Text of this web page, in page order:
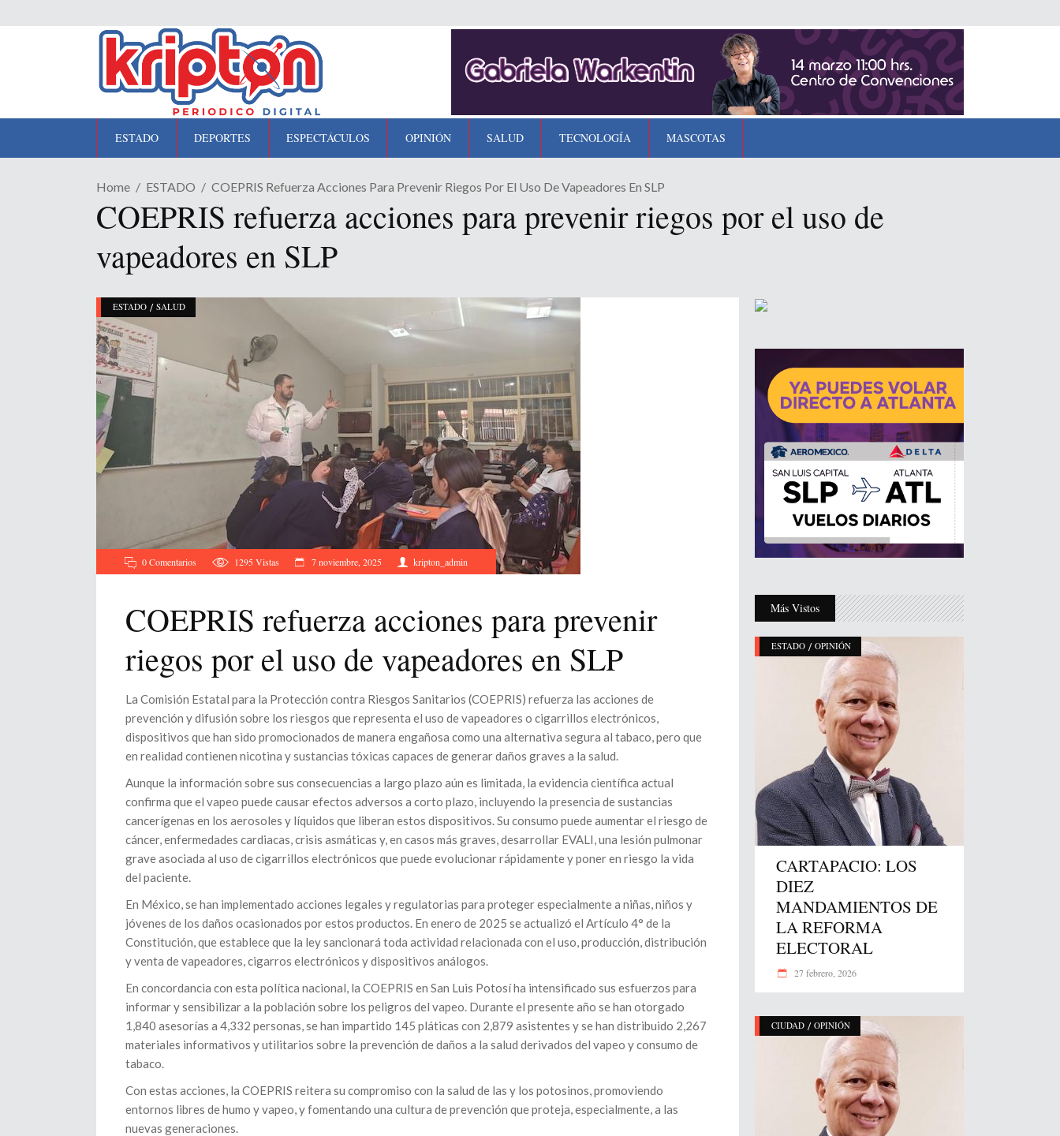
ESTADO DEPORTES ESPECTÁCULOS OPINIÓN SALUD TECNOLOGÍA MASCOTAS
Home ESTADO COEPRIS Refuerza Acciones Para Prevenir Riegos Por El Uso De Vapeadores En SLP
COEPRIS refuerza acciones para prevenir riegos por el uso de
vapeadores en SLP
ESTADO / SALUD
0 Comentarios 1295Vistas 7 noviembre, 2025 kripton_admin
COEPRIS refuerza acciones para prevenir
riegos por el uso de vapeadores en SLP
La Comisión Estatal para la Protección contra Riesgos Sanitarios (COEPRIS) refuerza las acciones de
prevención y difusión sobre los riesgos que representa el uso de vapeadores o cigarrillos electrónicos,
dispositivos que han sido promocionados de manera engañosa como una alternativa segura al tabaco, pero que
en realidad contienen nicotina y sustancias tóxicas capaces de generar daños graves a la salud.
Aunque la información sobre sus consecuencias a largo plazo aún es limitada, la evidencia científica actual
confirma que el vapeo puede causar efectos adversos a corto plazo, incluyendo la presencia de sustancias
cancerígenas en los aerosoles y líquidos que liberan estos dispositivos. Su consumo puede aumentar el riesgo de
cáncer, enfermedades cardiacas, crisis asmáticas y, en casos más graves, desarrollar EVALI, una lesión pulmonar
grave asociada al uso de cigarrillos electrónicos que puede evolucionar rápidamente y poner en riesgo la vida
del paciente.
En México, se han implementado acciones legales y regulatorias para proteger especialmente a niñas, niños y
jóvenes de los daños ocasionados por estos productos. En enero de 2025 se actualizó el Artículo 4° de la
Constitución, que establece que la ley sancionará toda actividad relacionada con el uso, producción, distribución
y venta de vapeadores, cigarros electrónicos y dispositivos análogos.
En concordancia con esta política nacional, la COEPRIS en San Luis Potosí ha intensificado sus esfuerzos para
informar y sensibilizar a la población sobre los peligros del vapeo. Durante el presente año se han otorgado
1,840 asesorías a 4,332 personas, se han impartido 145 pláticas con 2,879 asistentes y se han distribuido 2,267
materiales informativos y utilitarios sobre la prevención de daños a la salud derivados del vapeo y consumo de
tabaco.
Con estas acciones, la COEPRIS reitera su compromiso con la salud de las y los potosinos, promoviendo
entornos libres de humo y vapeo, y fomentando una cultura de prevención que proteja, especialmente, a las
nuevas generaciones.
Más Vistos
ESTADO / OPINIÓN
CARTAPACIO: LOS
DIEZ
MANDAMIENTOS DE
LA REFORMA
ELECTORAL
27 febrero, 2026
CIUDAD / OPINIÓN